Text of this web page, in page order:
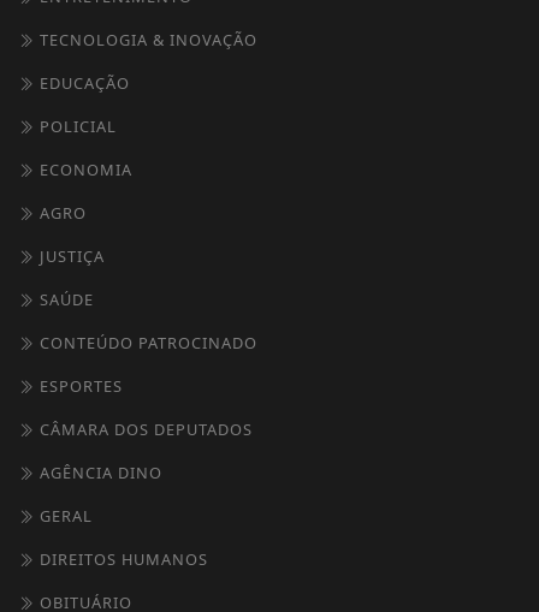
TECNOLOGIA & INOVAÇÃO
EDUCAÇÃO
POLICIAL
ECONOMIA
AGRO
JUSTIÇA
SAÚDE
CONTEÚDO PATROCINADO
ESPORTES
CÂMARA DOS DEPUTADOS
AGÊNCIA DINO
GERAL
DIREITOS HUMANOS
OBITUÁRIO